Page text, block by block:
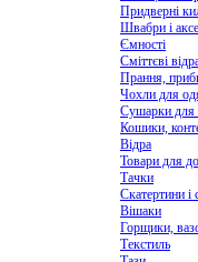
Придверні
Швабри і
Ємності
Сміттєві
Прання,
Чохли для
Сушарки для
Кошики,
Відра
Товари для
Тачки
Скатертини і
Вішаки
Горщики,
Текстиль